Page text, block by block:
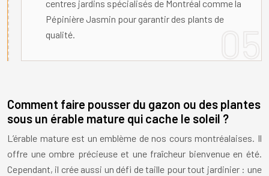
centres jardins spécialisés de Montréal comme la
Pépinière Jasmin pour garantir des plants de
qualité.
Comment faire pousser du gazon ou des plantes
sous un érable mature qui cache le soleil ?
L’érable mature est un emblème de nos cours montréalaises. Il
offre une ombre précieuse et une fraîcheur bienvenue en été.
Cependant, il crée aussi un défi de taille pour tout jardinier : une